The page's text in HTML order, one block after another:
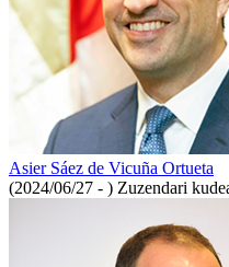
Asier Sáez de Vicuña Ortueta
(2024/06/27 - ) Zuzendari